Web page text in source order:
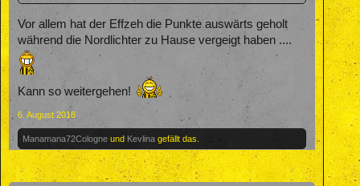
Vor allem hat der Effzeh die Punkte auswärts geholt
während die Nordlichter zu Hause vergeigt haben ....
Kann so weitergehen!
6. August 2018
Manamana72Cologne und Kevlina gefällt das.